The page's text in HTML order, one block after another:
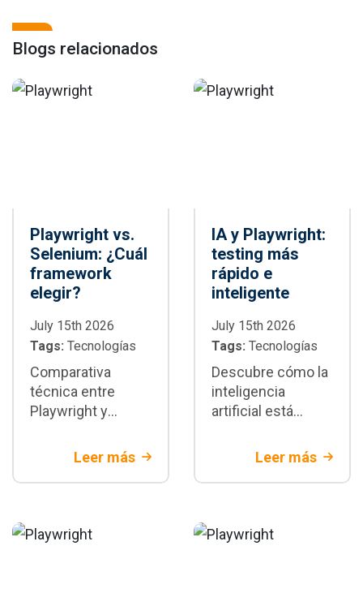
Blogs relacionados
Playwright vs.
Selenium: ¿Cuál
framework
elegir?
July 15th 2026
Tags: Tecnologías
Comparativa
técnica entre
Playwright y
diferencias
velocidad,
escenarios donde
cada framework
Leer más
IA y Playwright:
testing más
rápido e
inteligente
July 15th 2026
Tags: Tecnologías
Descubre cómo la
inteligencia
artificial está
automatización de
Playwright:
tests,
mantenimiento y
Leer más